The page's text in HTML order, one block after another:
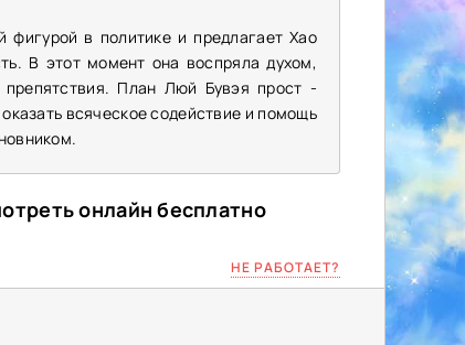
фигурой в политике и предлагает Хао
В этот момент она воспряла духом,
препятствия. План Люй Бувэя прост -
всяческое содействие и помощь
онлайн бесплатно
НЕ РАБОТАЕТ?